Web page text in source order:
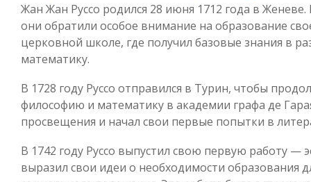
Жан Жан Руссо родился 28 июня 1712 года в
они обратили особое внимание на образование
церковной школе, где получил базовые знания в
математику.
В 1728 году Руссо отправился в Турин, чтобы
философию и математику в академии графа де
просвещения и начал свои первые попытки в
В 1742 году Руссо выпустил свою первую работу
выразил свои идеи о необходимости образования